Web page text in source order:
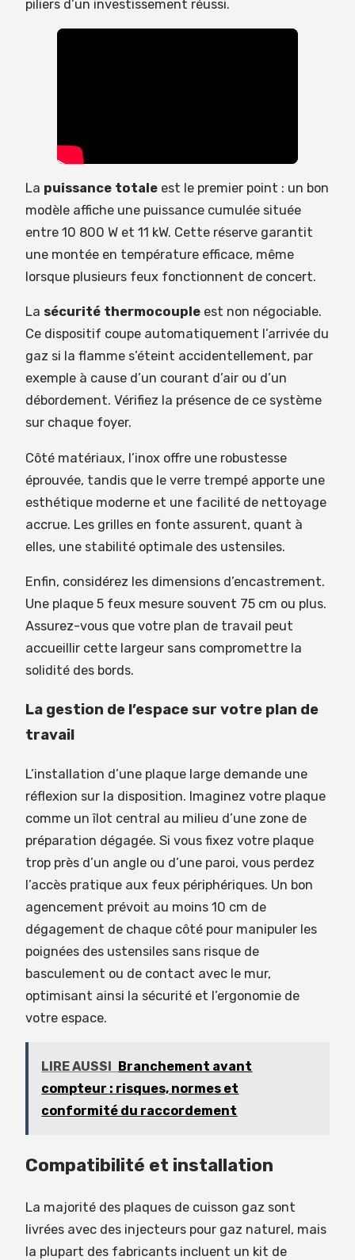
piliers d’un investissement réussi.
La puissance totale est le premier point : un bon
modèle affiche une puissance cumulée située
entre 10 800 W et 11 kW. Cette réserve garantit
une montée en température efficace, même
lorsque plusieurs feux fonctionnent de concert.
La sécurité thermocouple est non négociable.
Ce dispositif coupe automatiquement l’arrivée du
gaz si la flamme s’éteint accidentellement, par
exemple à cause d’un courant d’air ou d’un
débordement. Vérifiez la présence de ce système
sur chaque foyer.
Côté matériaux, l’inox offre une robustesse
éprouvée, tandis que le verre trempé apporte une
esthétique moderne et une facilité de nettoyage
accrue. Les grilles en fonte assurent, quant à
elles, une stabilité optimale des ustensiles.
Enfin, considérez les dimensions d’encastrement.
Une plaque 5 feux mesure souvent 75 cm ou plus.
Assurez-vous que votre plan de travail peut
accueillir cette largeur sans compromettre la
solidité des bords.
La gestion de l’espace sur votre plan de
travail
L’installation d’une plaque large demande une
réflexion sur la disposition. Imaginez votre plaque
comme un îlot central au milieu d’une zone de
préparation dégagée. Si vous fixez votre plaque
trop près d’un angle ou d’une paroi, vous perdez
l’accès pratique aux feux périphériques. Un bon
agencement prévoit au moins 10 cm de
dégagement de chaque côté pour manipuler les
poignées des ustensiles sans risque de
basculement ou de contact avec le mur,
optimisant ainsi la sécurité et l’ergonomie de
votre espace.
LIRE AUSSI Branchement avant
compteur : risques, normes et
conformité du raccordement
Compatibilité et installation
La majorité des plaques de cuisson gaz sont
livrées avec des injecteurs pour gaz naturel, mais
la plupart des fabricants incluent un kit de